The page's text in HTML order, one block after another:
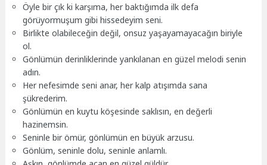
Öyle bir çık ki karşıma, her baktığımda ilk defa
görüyormuşum gibi hissedeyim seni.
Birlikte olabileceğin değil, onsuz yaşayamayacağın biriyle
ol.
Gönlümün derinliklerinde yankılanan en güzel melodi senin
adın.
Her nefesimde seni anar, her kalp atışımda sana
şükrederim.
Gönlümün en kuytu köşesinde saklısın, en değerli
hazinemsin.
Seninle bir ömür, gönlümün en büyük arzusu.
Gönlüm, seninle dolu, seninle anlamlı.